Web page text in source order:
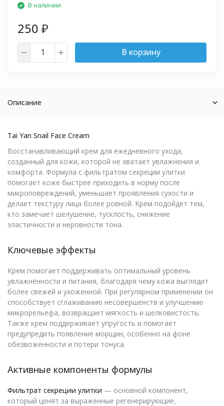
В наличии
250 ₽
В корзину
Описание
Tai Yan Snail Face Cream
Восстанавливающий крем для ежедневного ухода,
созданный для кожи, которой не хватает увлажнения и
комфорта. Формула с фильтратом секреции улитки
помогает коже быстрее приходить в норму после
микроповреждений, уменьшает проявления сухости и
делает текстуру лица более ровной. Крем подойдёт тем,
кто замечает шелушение, тусклость, снижение
эластичности и неровности тона.
Ключевые эффекты
Крем помогает поддерживать оптимальный уровень
увлажнённости и питания, благодаря чему кожа выглядит
более свежей и ухоженной. При регулярном применении он
способствует сглаживанию несовершенств и улучшению
микрорельефа, возвращает мягкость и шелковистость.
Также крем поддерживает упругость и помогает
предупредить появление морщин, особенно на фоне
обезвоженности и потери тонуса.
Активные компоненты формулы
Фильтрат секреции улитки — основной компонент,
который ценят за выраженные регенерирующие,